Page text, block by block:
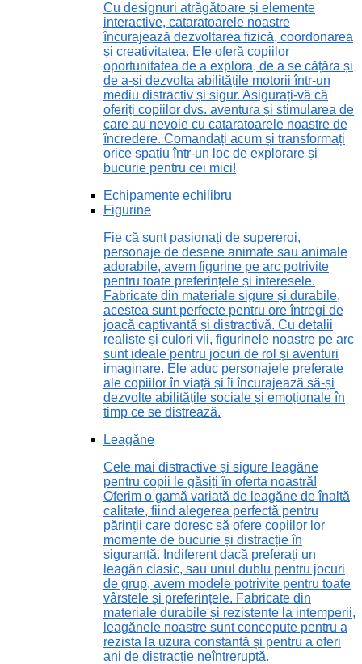
Cu designuri atrăgătoare și elemente
interactive, cataratoarele noastre
încurajează dezvoltarea fizică, coordonarea
și creativitatea. Ele oferă copiilor
oportunitatea de a explora, de a se cățăra și
de a-și dezvolta abilitățile motorii într-un
mediu distractiv și sigur. Asigurați-vă că
oferiți copiilor dvs. aventura și stimularea de
care au nevoie cu cataratoarele noastre de
încredere. Comandați acum și transformați
orice spațiu într-un loc de explorare și
bucurie pentru cei mici!
Echipamente echilibru
Figurine
Fie că sunt pasionați de supereroi,
personaje de desene animate sau animale
adorabile, avem figurine pe arc potrivite
pentru toate preferințele și interesele.
Fabricate din materiale sigure și durabile,
acestea sunt perfecte pentru ore întregi de
joacă captivantă și distractivă. Cu detalii
realiste și culori vii, figurinele noastre pe arc
sunt ideale pentru jocuri de rol și aventuri
imaginare. Ele aduc personajele preferate
ale copiilor în viață și îi încurajează să-și
dezvolte abilitățile sociale și emoționale în
timp ce se distrează.
Leagăne
Cele mai distractive și sigure leagăne
pentru copii le găsiți în oferta noastră!
Oferim o gamă variată de leagăne de înaltă
calitate, fiind alegerea perfectă pentru
părinții care doresc să ofere copiilor lor
momente de bucurie și distracție în
siguranță. Indiferent dacă preferați un
leagăn clasic, sau unul dublu pentru jocuri
de grup, avem modele potrivite pentru toate
vârstele și preferințele. Fabricate din
materiale durabile și rezistente la intemperii,
leagănele noastre sunt concepute pentru a
rezista la uzura constantă și pentru a oferi
ani de distracție neîntreruptă.